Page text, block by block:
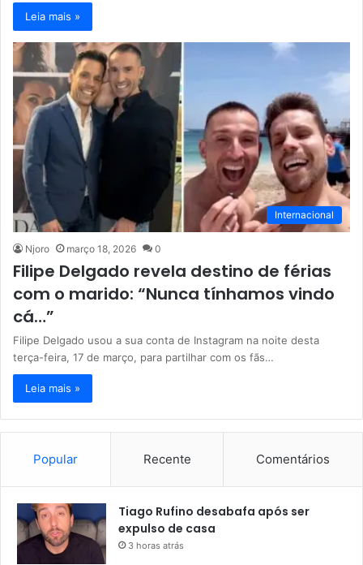
Leia mais »
Internacional
Njoro março 18, 2026 0
Filipe Delgado revela destino de férias
com o marido: “Nunca tínhamos vindo
cá…”
Filipe Delgado usou a sua conta de Instagram na noite desta
terça-feira, 17 de março, para partilhar com os fãs…
Leia mais »
Popular Recente Comentários
Tiago Rufino desabafa após ser
expulso de casa
3 horas atrás